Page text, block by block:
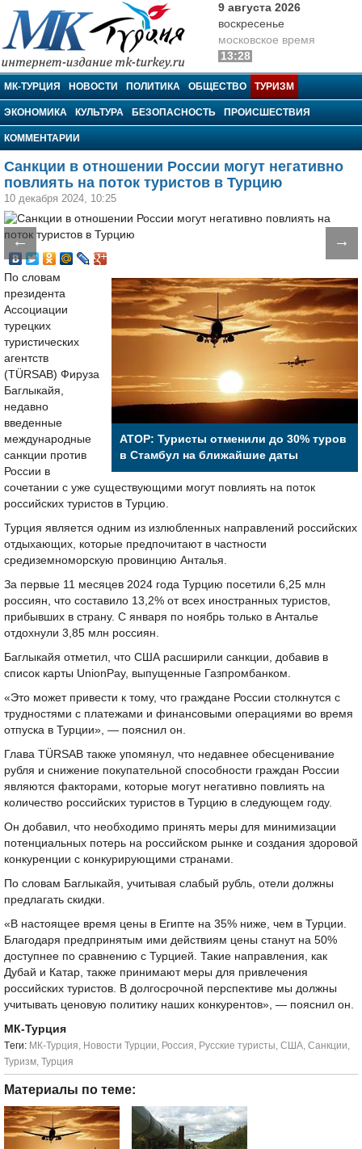
МК-Турция
9 августа 2026
воскресенье
московское время
13:28
МК-ТУРЦИЯ НОВОСТИ ПОЛИТИКА ОБЩЕСТВО ТУРИЗМ
ЭКОНОМИКА КУЛЬТУРА БЕЗОПАСНОСТЬ ПРОИСШЕСТВИЯ
КОММЕНТАРИИ
Санкции в отношении России могут негативно
повлиять на поток туристов в Турцию
10 декабря 2024, 10:25
← →
АТОР: Туристы отменили до 30% туров
в Стамбул на ближайшие даты
По словам
президента
Ассоциации
турецких
туристических
агентств
(TÜRSAB) Фируза
Баглыкайя,
недавно
введенные
международные
санкции против
России в
сочетании с уже существующими могут повлиять на поток
российских туристов в Турцию.
Турция является одним из излюбленных направлений российских
отдыхающих, которые предпочитают в частности
средиземноморскую провинцию Анталья.
За первые 11 месяцев 2024 года Турцию посетили 6,25 млн
россиян, что составило 13,2% от всех иностранных туристов,
прибывших в страну. С января по ноябрь только в Анталье
отдохнули 3,85 млн россиян.
Баглыкайя отметил, что США расширили санкции, добавив в
список карты UnionPay, выпущенные Газпромбанком.
«Это может привести к тому, что граждане России столкнутся с
трудностями с платежами и финансовыми операциями во время
отпуска в Турции», — пояснил он.
Глава TÜRSAB также упомянул, что недавнее обесценивание
рубля и снижение покупательной способности граждан России
являются факторами, которые могут негативно повлиять на
количество российских туристов в Турцию в следующем году.
Он добавил, что необходимо принять меры для минимизации
потенциальных потерь на российском рынке и создания здоровой
конкуренции с конкурирующими странами.
По словам Баглыкайя, учитывая слабый рубль, отели должны
предлагать скидки.
«В настоящее время цены в Египте на 35% ниже, чем в Турции.
Благодаря предпринятым ими действиям цены станут на 50%
доступнее по сравнению с Турцией. Такие направления, как
Дубай и Катар, также принимают меры для привлечения
российских туристов. В долгосрочной перспективе мы должны
учитывать ценовую политику наших конкурентов», — пояснил он.
МК-Турция
Tеги: МК-Турция, Новости Турции, Россия, Русские туристы, США, Санкции,
Туризм, Турция
Материалы по теме: